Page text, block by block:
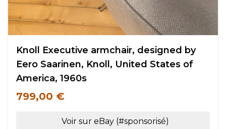
Knoll Executive armchair, designed by
Eero Saarinen, Knoll, United States of
America, 1960s
799,00 €
Voir sur eBay (#sponsorisé)